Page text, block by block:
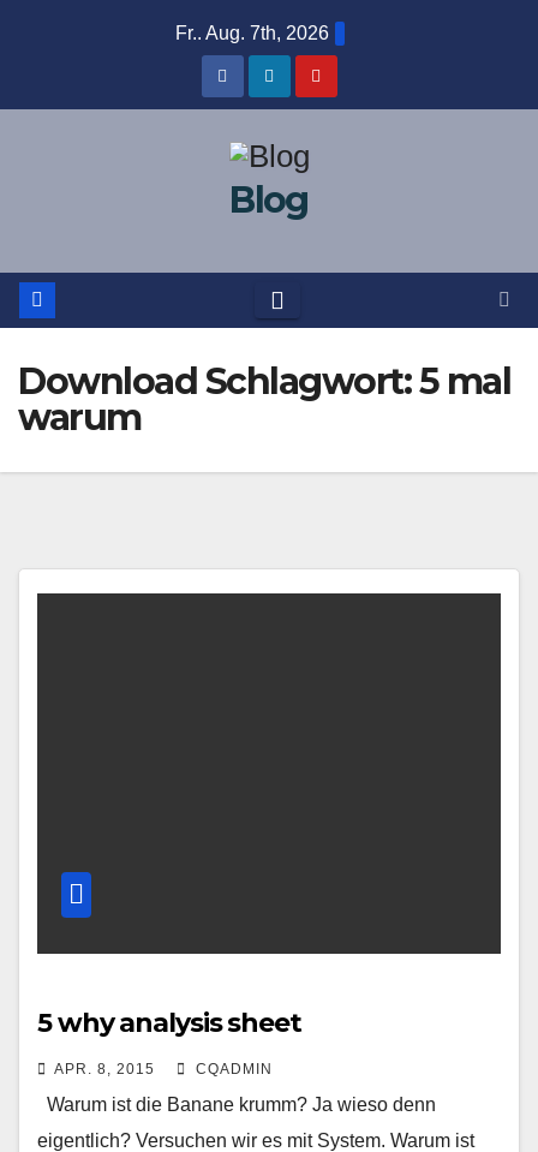
Fr.. Aug. 7th, 2026
Blog
Download Schlagwort:5 mal
warum
5 why analysis sheet
APR. 8, 2015 CQADMIN
Warum ist die Banane krumm? Ja wieso denn
eigentlich? Versuchen wir es mit System. Warum ist